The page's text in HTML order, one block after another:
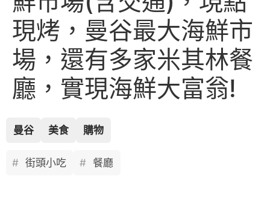
現烤，曼谷最大海鮮市
場，還有多家米其林餐
廳，實現海鮮大富翁!
曼谷 美食 購物
街頭小吃 餐廳